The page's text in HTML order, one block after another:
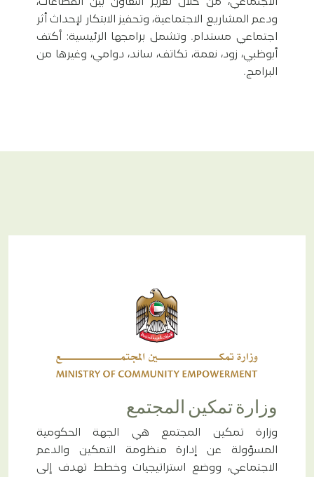
ودعم المشاريع الاجتماعية، وتحفيز الابتكار لإحداث أثر
اجتماعي مستدام. وتشمل برامجها الرئيسية: أكتف
أبوظبي، زود، نعمة، تكاتف، ساند، دوامي، وغيرها من
البرامج.
وزارة تمكين المجتمع
وزارة تمكين المجتمع هي الجهة الحكومية
المسؤولة عن إدارة منظومة التمكين والدعم
الاجتماعي، ووضع استراتيجيات وخطط تهدف إلى